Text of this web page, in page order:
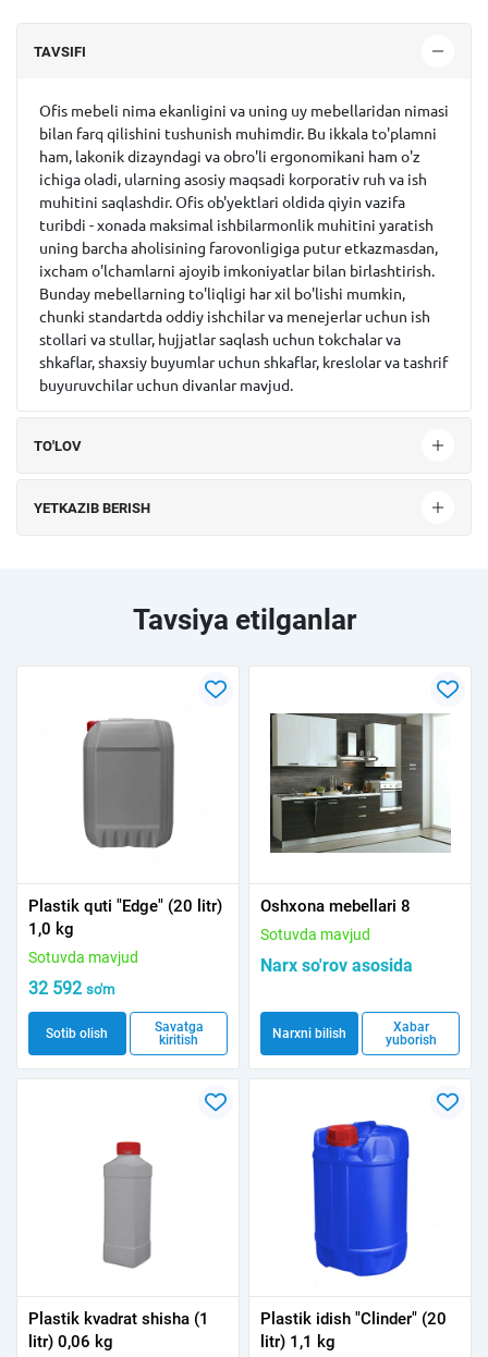
TAVSIFI
Ofis mebeli nima ekanligini va uning uy mebellaridan nimasi
bilan farq qilishini tushunish muhimdir. Bu ikkala to'plamni
ham, lakonik dizayndagi va obro'li ergonomikani ham o'z
ichiga oladi, ularning asosiy maqsadi korporativ ruh va ish
muhitini saqlashdir. Ofis ob'yektlari oldida qiyin vazifa
turibdi - xonada maksimal ishbilarmonlik muhitini yaratish
uning barcha aholisining farovonligiga putur etkazmasdan,
ixcham o'lchamlarni ajoyib imkoniyatlar bilan birlashtirish.
Bunday mebellarning to'liqligi har xil bo'lishi mumkin,
chunki standartda oddiy ishchilar va menejerlar uchun ish
stollari va stullar, hujjatlar saqlash uchun tokchalar va
shkaflar, shaxsiy buyumlar uchun shkaflar, kreslolar va tashrif
buyuruvchilar uchun divanlar mavjud.
TO'LOV
YETKAZIB BERISH
Tavsiya etilganlar
Plastik quti "Edge" (20 litr)
1,0 kg
Sotuvda mavjud
32 592 so'm
Sotib olish
Savatga
kiritish
Oshxona mebellari 8
Sotuvda mavjud
Narx so'rov asosida
Narxni bilish
Xabar
yuborish
Plastik kvadrat shisha (1
litr) 0,06 kg
Plastik idish "Clinder" (20
litr) 1,1 kg